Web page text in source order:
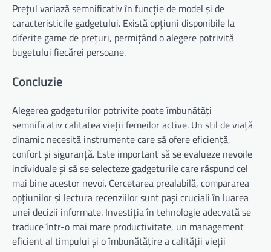
Prețul variază semnificativ în funcție de model și de
caracteristicile gadgetului. Există opțiuni disponibile la
diferite game de prețuri, permițând o alegere potrivită
bugetului fiecărei persoane.
Concluzie
Alegerea gadgeturilor potrivite poate îmbunătăți
semnificativ calitatea vieții femeilor active. Un stil de viață
dinamic necesită instrumente care să ofere eficiență,
confort și siguranță. Este important să se evalueze nevoile
individuale și să se selecteze gadgeturile care răspund cel
mai bine acestor nevoi. Cercetarea prealabilă, compararea
opțiunilor și lectura recenziilor sunt pași cruciali în luarea
unei decizii informate. Investiția în tehnologie adecvată se
traduce într-o mai mare productivitate, un management
eficient al timpului și o îmbunătățire a calității vieții